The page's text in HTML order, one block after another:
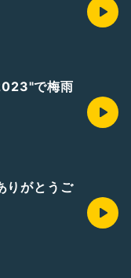
で梅雨
りがとうご